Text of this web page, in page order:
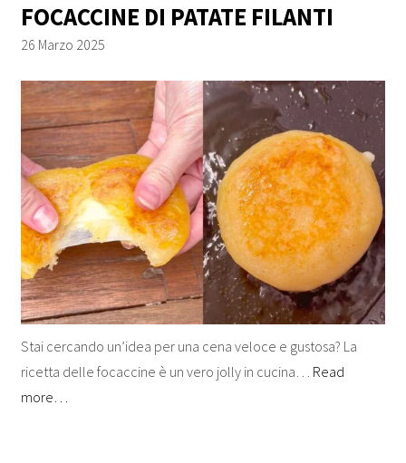
FOCACCINE DI PATATE FILANTI
26 Marzo 2025
Stai cercando un’idea per una cena veloce e gustosa? La
ricetta delle focaccine è un vero jolly in cucina… Read
more…